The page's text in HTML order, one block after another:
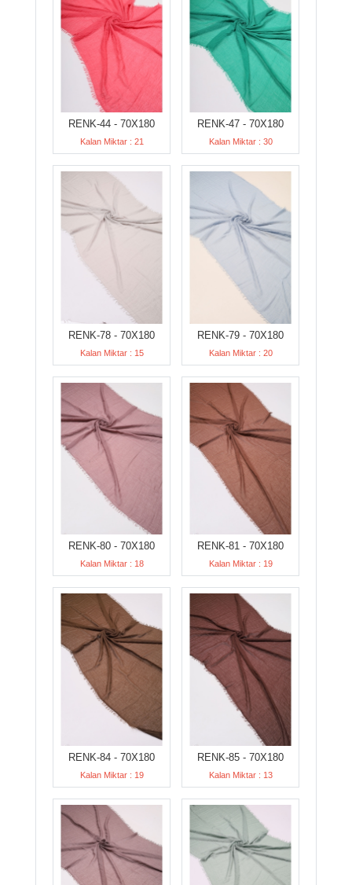
RENK-44 - 70X180
Kalan Miktar : 21
RENK-47 - 70X180
Kalan Miktar : 30
RENK-78 - 70X180
Kalan Miktar : 15
RENK-79 - 70X180
Kalan Miktar : 20
RENK-80 - 70X180
Kalan Miktar : 18
RENK-81 - 70X180
Kalan Miktar : 19
RENK-84 - 70X180
Kalan Miktar : 19
RENK-85 - 70X180
Kalan Miktar : 13